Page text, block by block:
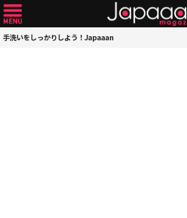
手洗いをしっかりしよう！Japaaan